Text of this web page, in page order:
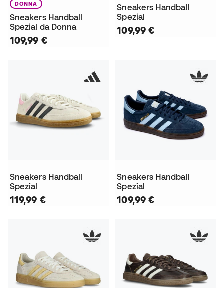
DONNA
Sneakers Handball
Spezial da Donna
109,99 €
Sneakers Handball
Spezial
109,99 €
Sneakers Handball
Spezial
119,99 €
Sneakers Handball
Spezial
109,99 €